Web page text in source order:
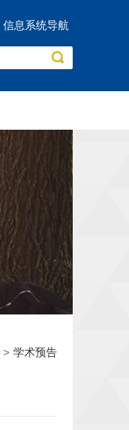
信息系统导航
> 学术预告